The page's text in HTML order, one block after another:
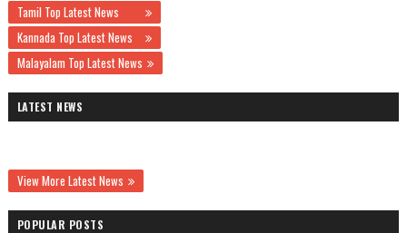
Tamil Top Latest News
Kannada Top Latest News
Malayalam Top Latest News
LATEST NEWS
View More Latest News
POPULAR POSTS